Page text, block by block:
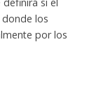
si el
los
por los